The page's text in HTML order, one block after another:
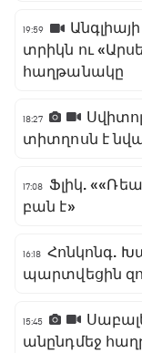
19:59
տրիկն ու
հաղթանակը
18:27
տիտղոսն է
17:08
Ֆլիկ.
բան է»
16:18 Հոնկոնգ.
պարտվեցին
15:45
անընդմեջ